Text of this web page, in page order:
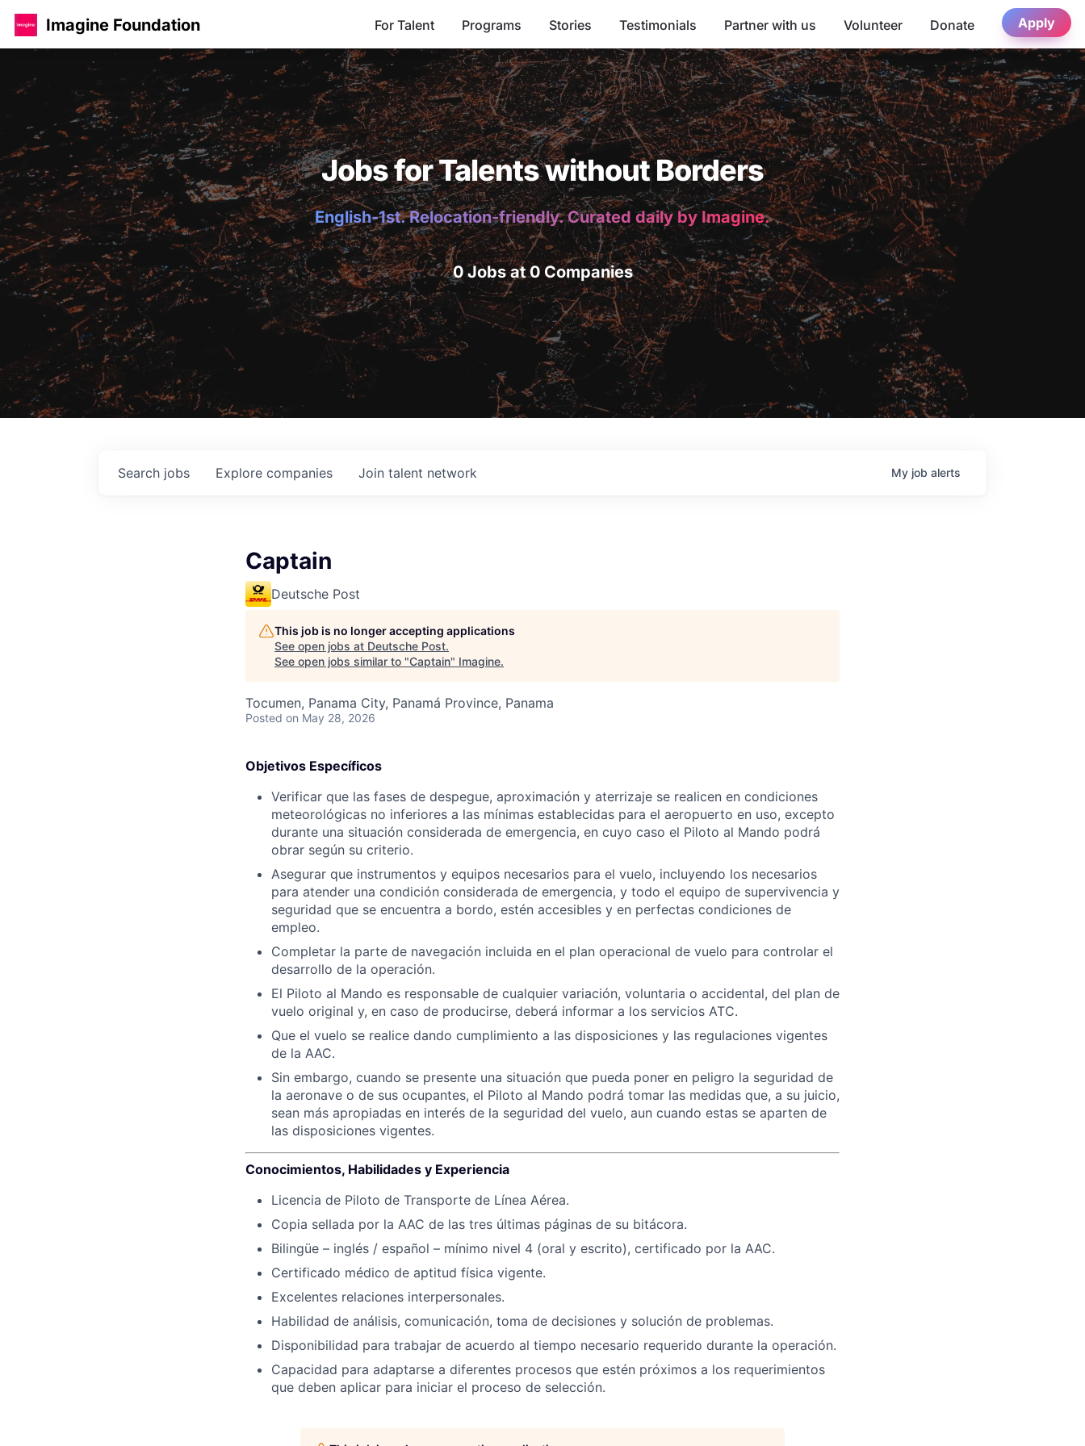
Imagine Foundation For Talent Programs Stories Testimonials Partner with us Volunteer Donate Apply
Jobs for Talents without Borders
English-1st. Relocation-friendly. Curated daily by Imagine.
0 Jobs at 0 Companies
Search jobs Explore companies Join talent network My job alerts
Captain
Deutsche Post
This job is no longer accepting applications
See open jobs at Deutsche Post.
See open jobs similar to "Captain" Imagine.
Tocumen, Panama City, Panamá Province, Panama
Posted on May 28, 2026
Objetivos Específicos
Verificar que las fases de despegue, aproximación y aterrizaje se realicen en condiciones
meteorológicas no inferiores a las mínimas establecidas para el aeropuerto en uso, excepto
durante una situación considerada de emergencia, en cuyo caso el Piloto al Mando podrá
obrar según su criterio.
Asegurar que instrumentos y equipos necesarios para el vuelo, incluyendo los necesarios
para atender una condición considerada de emergencia, y todo el equipo de supervivencia y
seguridad que se encuentra a bordo, estén accesibles y en perfectas condiciones de
empleo.
Completar la parte de navegación incluida en el plan operacional de vuelo para controlar el
desarrollo de la operación.
El Piloto al Mando es responsable de cualquier variación, voluntaria o accidental, del plan de
vuelo original y, en caso de producirse, deberá informar a los servicios ATC.
Que el vuelo se realice dando cumplimiento a las disposiciones y las regulaciones vigentes
de la AAC.
Sin embargo, cuando se presente una situación que pueda poner en peligro la seguridad de
la aeronave o de sus ocupantes, el Piloto al Mando podrá tomar las medidas que, a su juicio,
sean más apropiadas en interés de la seguridad del vuelo, aun cuando estas se aparten de
las disposiciones vigentes.
Conocimientos, Habilidades y Experiencia
Licencia de Piloto de Transporte de Línea Aérea.
Copia sellada por la AAC de las tres últimas páginas de su bitácora.
Bilingüe – inglés / español – mínimo nivel 4 (oral y escrito), certificado por la AAC.
Certificado médico de aptitud física vigente.
Excelentes relaciones interpersonales.
Habilidad de análisis, comunicación, toma de decisiones y solución de problemas.
Disponibilidad para trabajar de acuerdo al tiempo necesario requerido durante la operación.
Capacidad para adaptarse a diferentes procesos que estén próximos a los requerimientos
que deben aplicar para iniciar el proceso de selección.